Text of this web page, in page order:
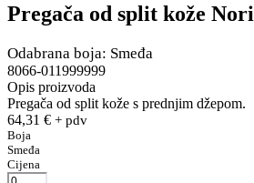
Pregača od split kože Nori
Odabrana boja: Smeđa
8066-011999999
Opis proizvoda
Pregača od split kože s prednjim džepom.
64,31 € + pdv
Boja
Smeđa
Cijena